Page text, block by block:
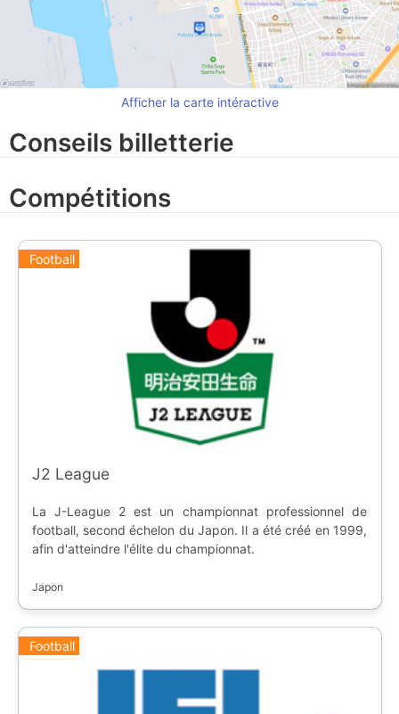
Afficher la carte intéractive
Conseils billetterie
Compétitions
Football
J2 League
La J-League 2 est un championnat professionnel de
football, second échelon du Japon. Il a été créé en 1999,
afin d'atteindre l'élite du championnat.
Japon
Football